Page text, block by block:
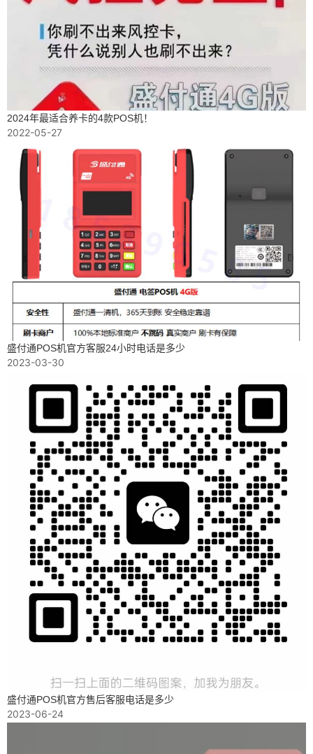
2024年最适合养卡的4款POS机！
2022-05-27
盛付通POS机官方客服24小时电话是多少
2023-03-30
盛付通POS机官方售后客服电话是多少
2023-06-24